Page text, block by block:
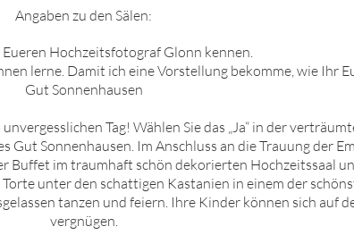
Angaben zu den Sälen:
Eueren Hochzeitsfotograf Glonn kennen.
lerne. Damit ich eine Vorstellung bekomme, wie Ihr
Gut Sonnenhausen
Tag! Wählen Sie das „Ja“ in der
Gut Sonnenhausen. Im Anschluss an die Trauung der
Buffet im traumhaft schön dekorierten Hochzeitssaal
unter den schattigen Kastanien in einem der
tanzen und feiern. Ihre Kinder können sich auf
vergnügen.